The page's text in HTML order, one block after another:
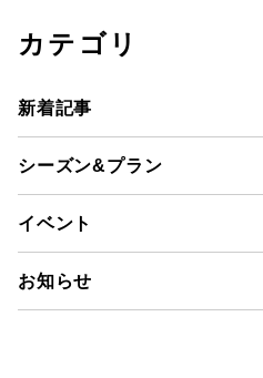
カテゴリ
新着記事
シーズン&プラン
イベント
お知らせ